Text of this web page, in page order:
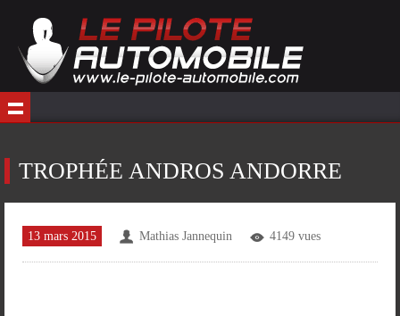
TROPHÉE ANDROS ANDORRE
13 mars 2015 Mathias Jannequin 4149 vues